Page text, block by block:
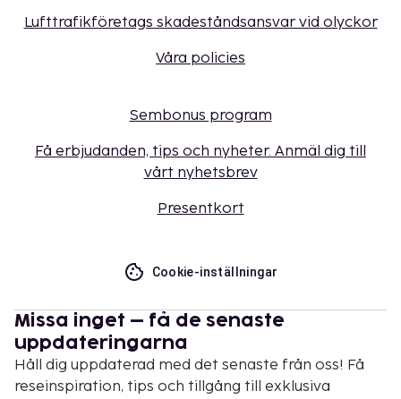
Lufttrafikföretags skadeståndsansvar vid olyckor
Våra policies
Sembonus program
Få erbjudanden, tips och nyheter. Anmäl dig till
vårt nyhetsbrev
Presentkort
Cookie-inställningar
Missa inget – få de senaste
uppdateringarna
Håll dig uppdaterad med det senaste från oss! Få
reseinspiration, tips och tillgång till exklusiva